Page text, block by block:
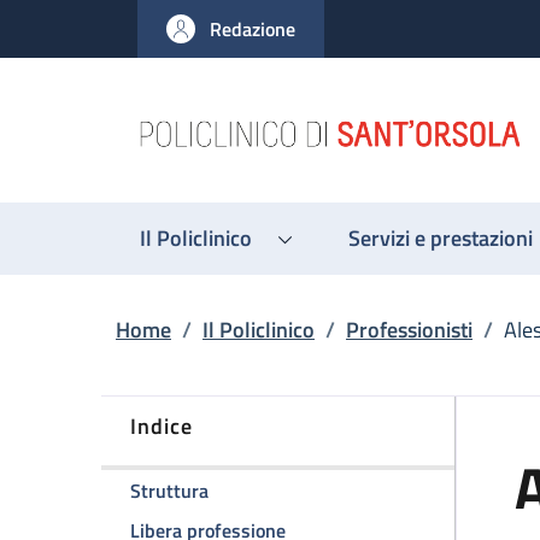
al contenuto principale
to footer content
Redazione
Il Policlinico Servizi e prestazioni
Briciole di pane
Home / Il Policlinico / Professionisti /
Indice
Strutturadella pagina Alessandro Leone
Libera professionedella pagina Alessandro Leone